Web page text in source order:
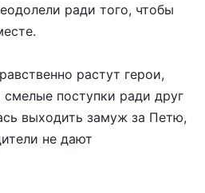
ради того, чтобы
растут герои,
поступки ради друг
выходить замуж за Петю,
не дают